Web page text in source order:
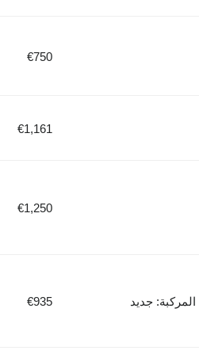
€750
€1,161
€1,250
المركبة: جديد €935